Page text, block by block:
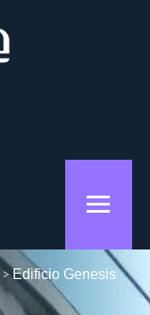
Edificio Genesis